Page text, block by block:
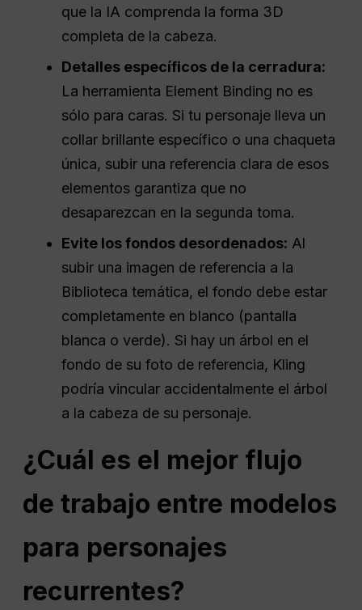
que la IA comprenda la forma 3D
completa de la cabeza.
Detalles específicos de la cerradura:
La herramienta Element Binding no es
sólo para caras. Si tu personaje lleva un
collar brillante específico o una chaqueta
única, subir una referencia clara de esos
elementos garantiza que no
desaparezcan en la segunda toma.
Evite los fondos desordenados: Al
subir una imagen de referencia a la
Biblioteca temática, el fondo debe estar
completamente en blanco (pantalla
blanca o verde). Si hay un árbol en el
fondo de su foto de referencia, Kling
podría vincular accidentalmente el árbol
a la cabeza de su personaje.
¿Cuál es el mejor flujo
de trabajo entre modelos
para personajes
recurrentes?